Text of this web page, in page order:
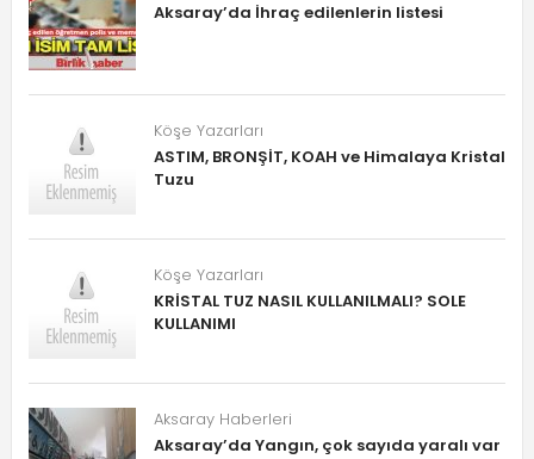
Aksaray’da İhraç edilenlerin listesi
Köşe Yazarları
ASTIM, BRONŞİT, KOAH ve Himalaya Kristal
Tuzu
Köşe Yazarları
KRİSTAL TUZ NASIL KULLANILMALI? SOLE
KULLANIMI
Aksaray Haberleri
Aksaray’da Yangın, çok sayıda yaralı var